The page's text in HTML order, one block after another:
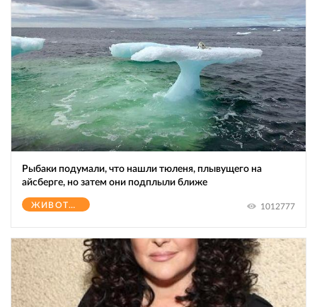
Рыбаки подумали, что нашли тюленя, плывущего на
айсберге, но затем они подплыли ближе
ЖИВОТНЫЕ 1012777